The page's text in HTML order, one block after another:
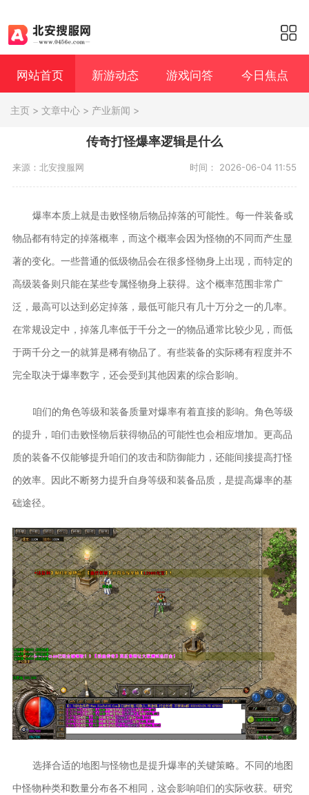
网站首页 新游动态 游戏问答 今日焦点
主页 > 文章中心 > 产业新闻 >
传奇打怪爆率逻辑是什么
来源：北安搜服网 时间： 2026-06-04 11:55
爆率本质上就是击败怪物后物品掉落的可能性。每一件装备或
物品都有特定的掉落概率，而这个概率会因为怪物的不同而产生显
著的变化。一些普通的低级物品会在很多怪物身上出现，而特定的
高级装备则只能在某些专属怪物身上获得。这个概率范围非常广
泛，最高可以达到必定掉落，最低可能只有几十万分之一的几率。
在常规设定中，掉落几率低于千分之一的物品通常比较少见，而低
于两千分之一的就算是稀有物品了。有些装备的实际稀有程度并不
完全取决于爆率数字，还会受到其他因素的综合影响。
咱们的角色等级和装备质量对爆率有着直接的影响。角色等级
的提升，咱们击败怪物后获得物品的可能性也会相应增加。更高品
质的装备不仅能够提升咱们的攻击和防御能力，还能间接提高打怪
的效率。因此不断努力提升自身等级和装备品质，是提高爆率的基
础途径。
选择合适的地图与怪物也是提升爆率的关键策略。不同的地图
中怪物种类和数量分布各不相同，这会影响咱们的实际收获。研究